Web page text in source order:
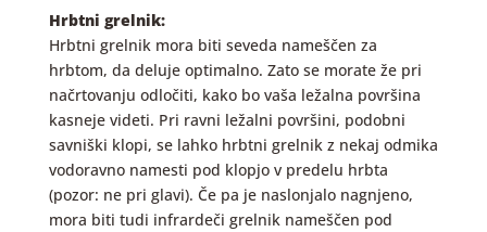
Hrbtni grelnik:
Hrbtni grelnik mora biti seveda nameščen za
hrbtom, da deluje optimalno. Zato se morate že pri
načrtovanju odločiti, kako bo vaša ležalna površina
kasneje videti. Pri ravni ležalni površini, podobni
savniški klopi, se lahko hrbtni grelnik z nekaj odmika
vodoravno namesti pod klopjo v predelu hrbta
(pozor: ne pri glavi). Če pa je naslonjalo nagnjeno,
mora biti tudi infrardeči grelnik nameščen pod